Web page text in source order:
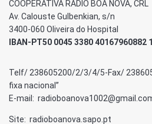
COOPERATIVA RÁDIO BOA NOVA, CRL
Av. Calouste Gulbenkian, s/n
3400-060 Oliveira do Hospital
IBAN-PT50 0045 3380 40167960882
Telf/ 238605200/2/3/4/5-Fax/
fixa nacional”
E-mail:
Site: radioboanova.sapo.pt